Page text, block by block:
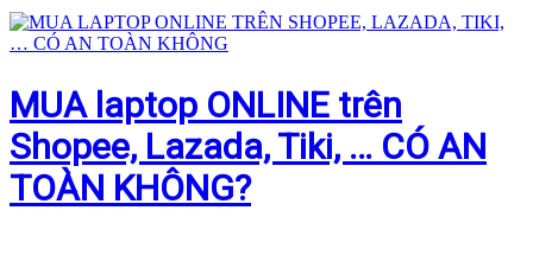
MUA laptop ONLINE trên
Shopee, Lazada, Tiki, … CÓ AN
TOÀN KHÔNG?